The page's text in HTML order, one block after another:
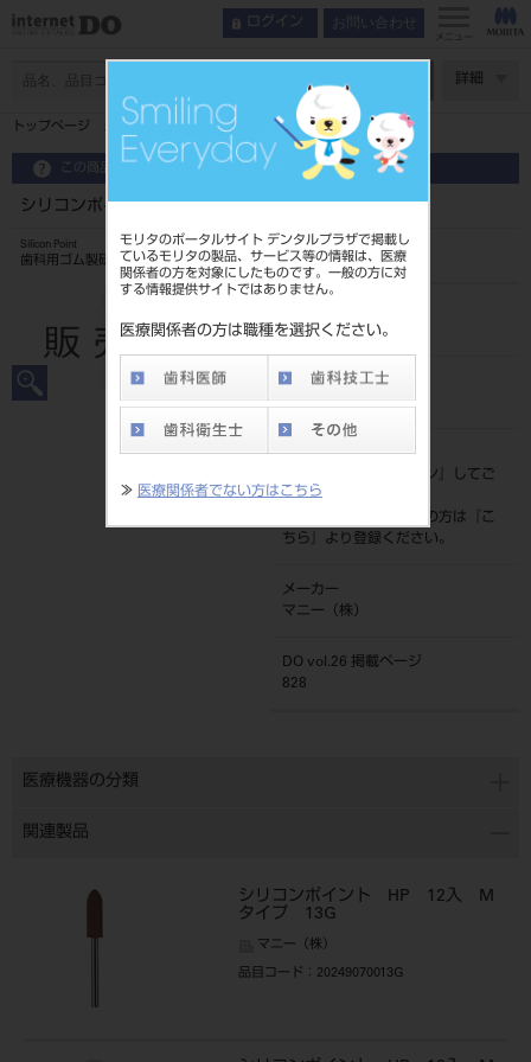
モリタのポータルサイト デンタルプラザで掲載し
ているモリタの製品、サービス等の情報は、医療
関係者の方を対象にしたものです。一般の方に対
する情報提供サイトではありません。
医療関係者の方は職種を選択ください。
≫ 医療関係者でない方はこちら
ログイン お問い合わせ
メニュー
詳細
トップページ シリコンポイント HP 72入 Mタイプ 53G
この商品に関するお問い合わせ
シリコンポイント HP 72入 Mタイプ 53G
Silicon Point
歯科用ゴム製研磨材
20249070253G
JAN/EANコード
標準価格
ログイン
』してご
覧ください。
ネット会員登録がまだの方は『
こ
ちら
』より登録ください。
メーカー
マニー（株）
DO vol.26 掲載ページ
828
医療機器の分類
関連製品
シリコンポイント HP 12入 M
タイプ 13G
マニー（株）
品目コード ：20249070013G